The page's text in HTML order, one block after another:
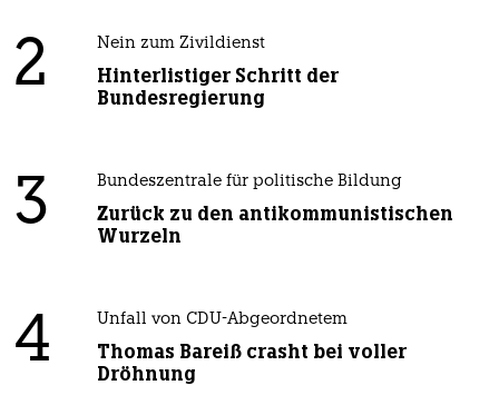
2 Nein zum Zivildienst
Hinterlistiger Schritt der
Bundesregierung
3 Bundeszentrale für politische Bildung
Zurück zu den antikommunistischen
Wurzeln
4 Unfall von CDU-Abgeordnetem
Thomas Bareiß crasht bei voller
Dröhnung